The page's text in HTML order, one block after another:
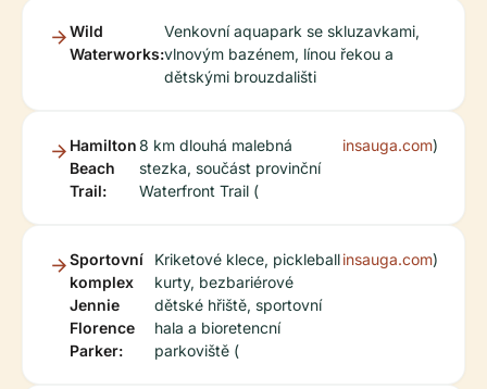
Wild
Waterworks:
Venkovní aquapark se skluzavkami,
vlnovým bazénem, línou řekou a
dětskými brouzdališti
Hamilton
Beach
Trail:
8 km dlouhá malebná
stezka, součást provinční
Waterfront Trail (
insauga.com)
Sportovní
komplex
Jennie
Florence
Parker:
Kriketové klece, pickleball
kurty, bezbariérové
dětské hřiště, sportovní
hala a bioretencní
parkoviště (
insauga.com)